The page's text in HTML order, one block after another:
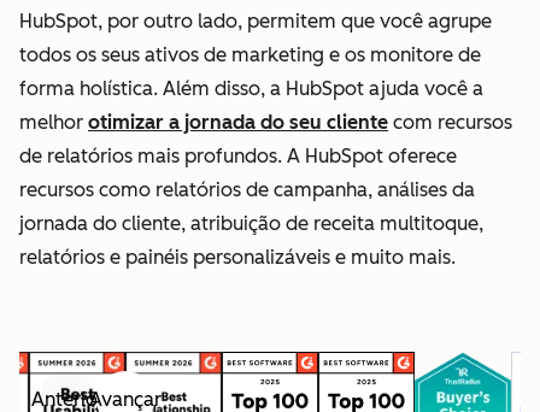
HubSpot, por outro lado, permitem que você agrupe
todos os seus ativos de marketing e os monitore de
forma holística. Além disso, a HubSpot ajuda você a
melhor otimizar a jornada do seu cliente com recursos
de relatórios mais profundos. A HubSpot oferece
recursos como relatórios de campanha, análises da
jornada do cliente, atribuição de receita multitoque,
relatórios e painéis personalizáveis e muito mais.
AnteriorAvançar